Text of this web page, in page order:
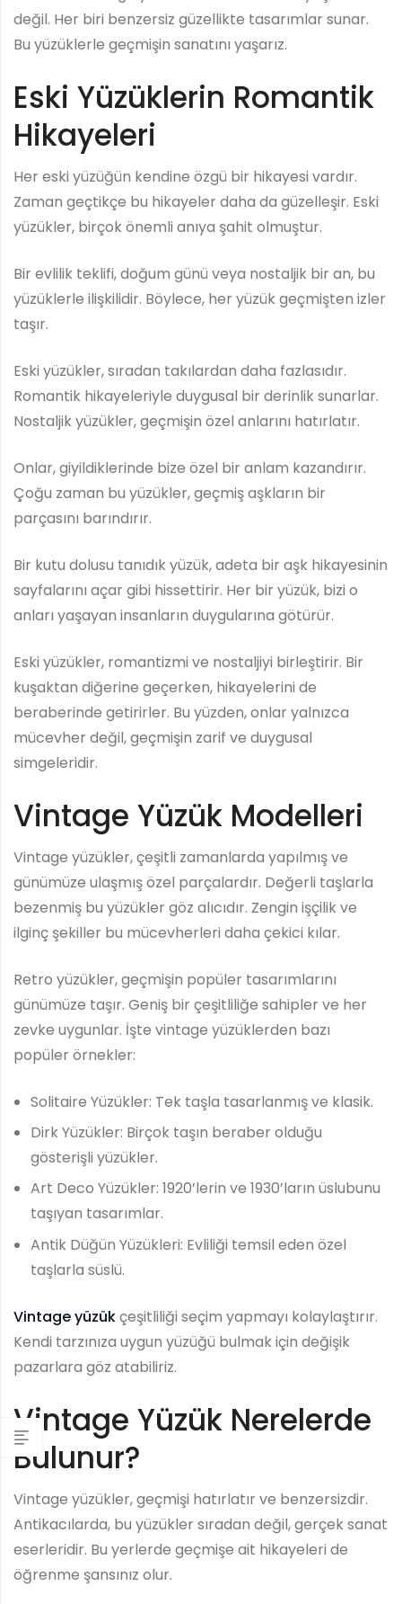
değil. Her biri benzersiz güzellikte tasarımlar sunar.
Bu yüzüklerle geçmişin sanatını yaşarız.
Eski Yüzüklerin Romantik
Hikayeleri
Her eski yüzüğün kendine özgü bir hikayesi vardır.
Zaman geçtikçe bu hikayeler daha da güzelleşir. Eski
yüzükler, birçok önemli anıya şahit olmuştur.
Bir evlilik teklifi, doğum günü veya nostaljik bir an, bu
yüzüklerle ilişkilidir. Böylece, her yüzük geçmişten izler
taşır.
Eski yüzükler, sıradan takılardan daha fazlasıdır.
Romantik hikayeleriyle duygusal bir derinlik sunarlar.
Nostaljik yüzükler, geçmişin özel anlarını hatırlatır.
Onlar, giyildiklerinde bize özel bir anlam kazandırır.
Çoğu zaman bu yüzükler, geçmiş aşkların bir
parçasını barındırır.
Bir kutu dolusu tanıdık yüzük, adeta bir aşk hikayesinin
sayfalarını açar gibi hissettirir. Her bir yüzük, bizi o
anları yaşayan insanların duygularına götürür.
Eski yüzükler, romantizmi ve nostaljiyi birleştirir. Bir
kuşaktan diğerine geçerken, hikayelerini de
beraberinde getirirler. Bu yüzden, onlar yalnızca
mücevher değil, geçmişin zarif ve duygusal
simgeleridir.
Vintage Yüzük Modelleri
Vintage yüzükler, çeşitli zamanlarda yapılmış ve
günümüze ulaşmış özel parçalardır. Değerli taşlarla
bezenmiş bu yüzükler göz alıcıdır. Zengin işçilik ve
ilginç şekiller bu mücevherleri daha çekici kılar.
Retro yüzükler, geçmişin popüler tasarımlarını
günümüze taşır. Geniş bir çeşitliliğe sahipler ve her
zevke uygunlar. İşte vintage yüzüklerden bazı
popüler örnekler:
Solitaire Yüzükler: Tek taşla tasarlanmış ve klasik.
Dirk Yüzükler: Birçok taşın beraber olduğu
gösterişli yüzükler.
Art Deco Yüzükler: 1920’lerin ve 1930’ların üslubunu
taşıyan tasarımlar.
Antik Düğün Yüzükleri: Evliliği temsil eden özel
taşlarla süslü.
Vintage yüzükçeşitliliği seçim yapmayı kolaylaştırır.
Kendi tarzınıza uygun yüzüğü bulmak için değişik
pazarlara göz atabiliriz.
Vintage Yüzük Nerelerde
Bulunur?
Vintage yüzükler, geçmişi hatırlatır ve benzersizdir.
Antikacılarda, bu yüzükler sıradan değil, gerçek sanat
eserleridir. Bu yerlerde geçmişe ait hikayeleri de
öğrenme şansınız olur.